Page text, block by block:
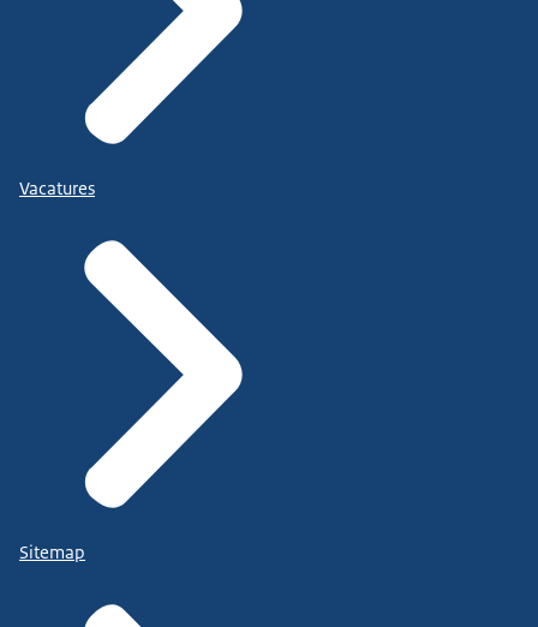
Vacatures
Sitemap